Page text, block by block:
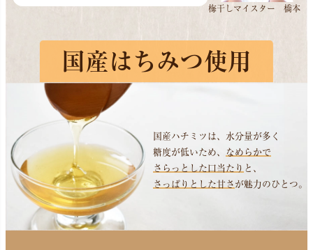
梅干しマイスター 橋本
国産はちみつ使用
国産ハチミツは、水分量が多く
糖度が低いため、
なめらかで
さらっとした口当たり と、
さっぱりとした甘さ が魅力のひとつ。